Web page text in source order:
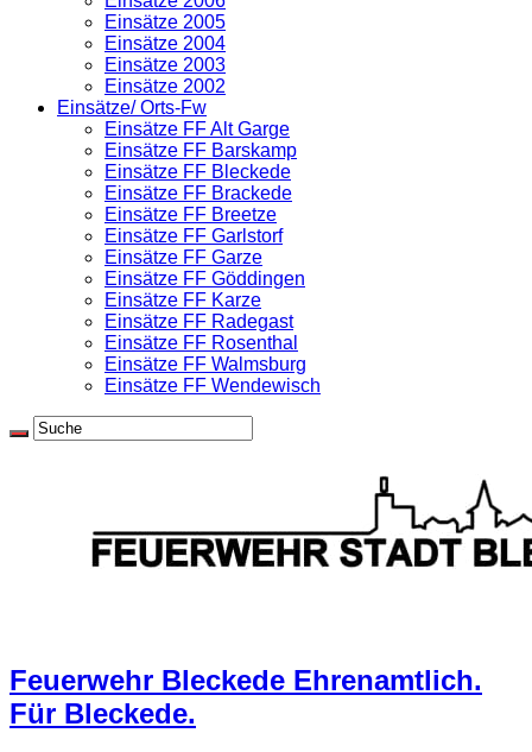
Einsätze 2005
Einsätze 2004
Einsätze 2003
Einsätze 2002
Einsätze/ Orts-Fw
Einsätze FF Alt Garge
Einsätze FF Barskamp
Einsätze FF Bleckede
Einsätze FF Brackede
Einsätze FF Breetze
Einsätze FF Garlstorf
Einsätze FF Garze
Einsätze FF Göddingen
Einsätze FF Karze
Einsätze FF Radegast
Einsätze FF Rosenthal
Einsätze FF Walmsburg
Einsätze FF Wendewisch
Feuerwehr Bleckede Ehrenamtlich.
Für Bleckede.